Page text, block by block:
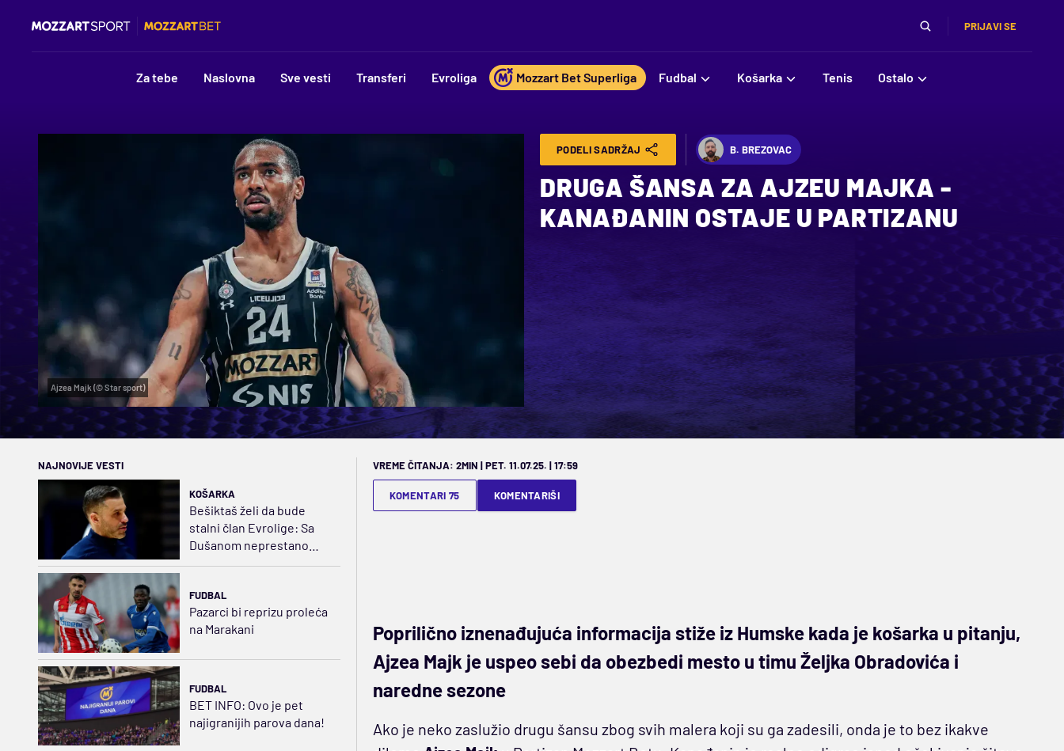
PRIJAVI SE
Za tebe Naslovna Sve vesti Transferi Evroliga Mozzart Bet Superliga Fudbal Košarka Tenis Ostalo
Ajzea Majk (© Star sport)
PODELI SADRŽAJ B. BREZOVAC
DRUGA ŠANSA ZA AJZEU MAJKA -
KANAĐANIN OSTAJE U PARTIZANU
NAJNOVIJE VESTI
KOŠARKA
Bešiktaš želi da bude
stalni član Evrolige: Sa
Dušanom neprestano
FUDBAL
Pazarci bi reprizu proleća
na Marakani
FUDBAL
BET INFO: Ovo je pet
najigranijih parova dana!
VREME ČITANJA: 2MIN | PET. 11.07.25. | 17:59
KOMENTARI 75 KOMENTARIŠI
Poprilično iznenađujuća informacija stiže iz Humske kada je košarka u pitanju,
Ajzea Majk je uspeo sebi da obezbedi mesto u timu Željka Obradovića i
naredne sezone
Ako je neko zaslužio drugu šansu zbog svih malera koji su ga zadesili, onda je to bez ikakve